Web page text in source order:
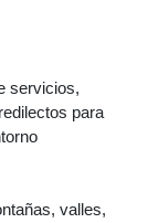
servicios,
para
valles,